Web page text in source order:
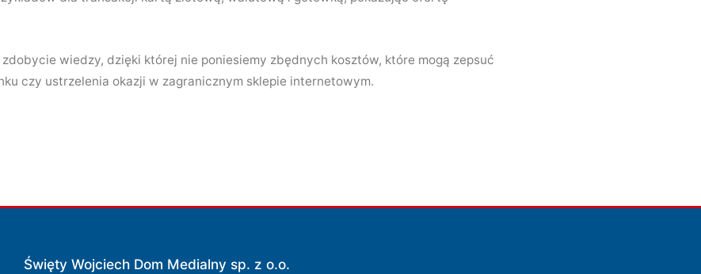
wiedzy, dzięki której nie poniesiemy zbędnych kosztów, które mogą zepsuć
czy ustrzelenia okazji w zagranicznym sklepie internetowym.
Święty Wojciech Dom Medialny sp. z o.o.